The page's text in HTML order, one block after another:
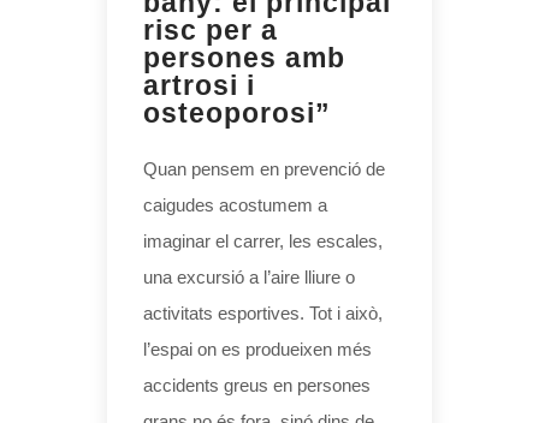
risc per a
persones amb
artrosi i
osteoporosi”
Quan pensem en prevenció de
caigudes acostumem a
imaginar el carrer, les escales,
una excursió a l’aire lliure o
activitats esportives. Tot i això,
l’espai on es produeixen més
accidents greus en persones